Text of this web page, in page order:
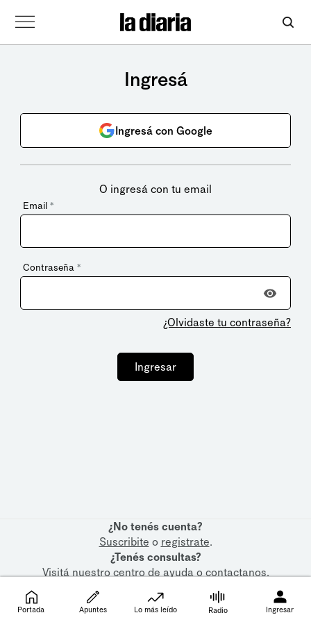
Ingresá
Ingresá con Google
O ingresá con tu email
Email *
Contraseña *
¿Olvidaste tu contraseña?
Ingresar
¿No tenés cuenta?
Suscribite o registrate.
¿Tenés consultas?
Visitá nuestrocentro de ayudaocontactanos.
Portada Apuntes Lo más leído Radio Ingresar